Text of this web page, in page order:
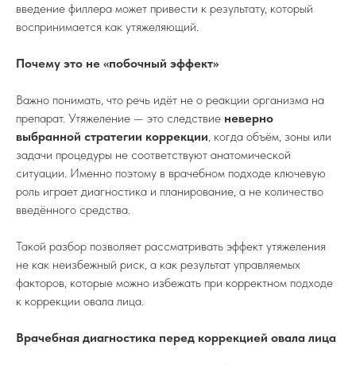
введение филлера может привести к результату, который
воспринимается как утяжеляющий.
Почему это не «побочный эффект»
Важно понимать, что речь идёт не о реакции организма на
препарат. Утяжеление — это следствие неверно
выбранной стратегии коррекции, когда объём, зоны или
задачи процедуры не соответствуют анатомической
ситуации. Именно поэтому в врачебном подходе ключевую
роль играет диагностика и планирование, а не количество
введённого средства.
Такой разбор позволяет рассматривать эффект утяжеления
не как неизбежный риск, а как результат управляемых
факторов, которые можно избежать при корректном подходе
к коррекции овала лица.
Врачебная диагностика перед коррекцией овала лица